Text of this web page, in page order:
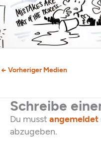
← Vorheriger Medien
Schreibe
Du musst angemeldet
abzugeben.